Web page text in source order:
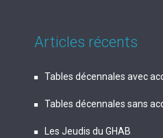
Articles récents
Tables décennales avec
Tables décennales sans
Les Jeudis du GHAB